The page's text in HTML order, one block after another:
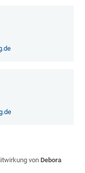
vonDebora